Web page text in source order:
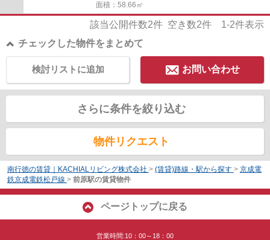
面積：58.66㎡
該当公開件数2件 空き数2件 1-2件表示
チェックした物件をまとめて
お問い合わせ
検討リストに追加
さらに条件を絞り込む
物件リクエスト
南行徳の賃貸｜KACHIALリビング株式会社 > (賃貸)路線・駅から探す > 京成電
鉄京成電鉄松戸線 > 前原駅の賃貸物件
ページトップに戻る
営業時間:10：00～18：00